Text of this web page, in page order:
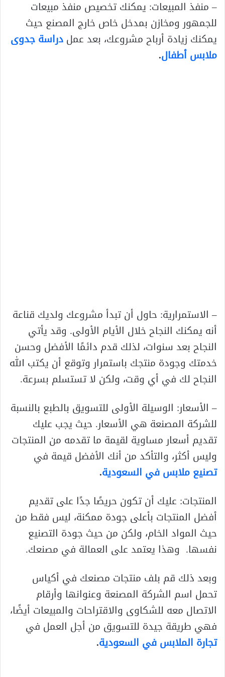
– منفذ المبيعات: يمكنك تخصيص منفذ مبيعات
للجمهور ومخازن بمدخل خاص خارج المصنع حيث
يمكنك زيادة أرباح مشروعك، بعد عملدراسة جدوى
ملابس أطفال.
– الاستمرارية: حاول أن تبدأ مشروعك ولديك قناعة
أنه يمكنك النجاح خلال الأيام الأولى. وقد يأتي
النجاح بعد سنوات، لذلك قدم دائمًا الأفضل وحسن
خدمتك وجودة منتجك باستمرار وتوقع أن يكتب الله
النجاح لك في أي وقت، ولكن لا تستسلم بسرعة.
– الأسعار: الوسيلة الأولى للتسويق بالطبع بالنسبة
للشركة المصنعة هي الأسعار. حيث يجب عليك
تقديم أسعار مساوية لقيمة ما تقدمه من المنتجات
وليس أكثر، والتأكد من أنك الأفضل قيمة في
تصنيع ملابس في السعودية.
المنتجات: عليك أن تكون حريصًا جدًا على تقديم
أفضل المنتجات بأعلى جودة ممكنة، ليس فقط من
حيث المواد الخام، ولكن من حيث جودة التصنيع
نفسها. وهذا يعتمد على العمالة في مصنعك.
وبعد ذلك قم بلف منتجات مصنعك في أكياس
تحمل اسم الشركة المصنعة وعنوانها وأرقام
الاتصال معه للشكاوى والاقتراحات والمبيعات أيضًا،
فهي طريقة جيدة للتسويق من أجل العمل في
تجارة الملابس في السعودية.